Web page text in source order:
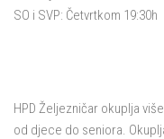
SO i SVP: Četvrtkom 19:30h
HPD Željezničar okuplja
od djece do seniora.